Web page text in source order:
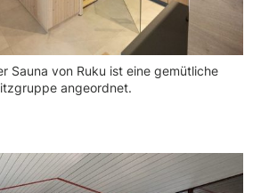
Sauna von Ruku ist eine gemütliche
angeordnet.